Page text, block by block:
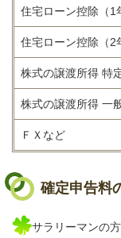
住宅ローン控除（1
住宅ローン控除（2
株式の譲渡所得 特
株式の譲渡所得 一
ＦＸなど
確定申告料
サラリーマンの